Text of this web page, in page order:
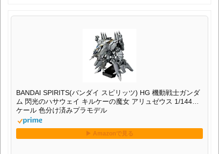
BANDAI SPIRITS(バンダイ スピリッツ) HG 機動戦士ガンダ
ム 閃光のハサウェイ キルケーの魔女 アリュゼウス 1/144ス
ケール 色分け済みプラモデル